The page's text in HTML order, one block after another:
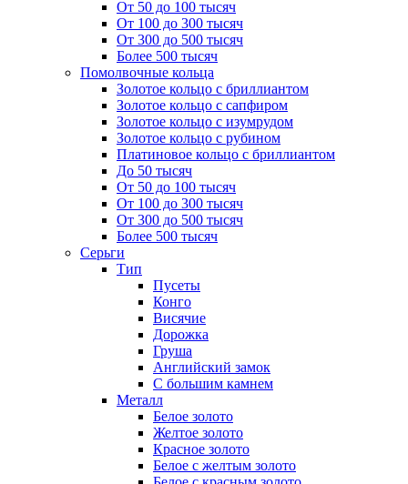
От 50 до 100 тысяч
От 100 до 300 тысяч
От 300 до 500 тысяч
Более 500 тысяч
Помолвочные кольца
Золотое кольцо с бриллиантом
Золотое кольцо с сапфиром
Золотое кольцо с изумрудом
Золотое кольцо с рубином
Платиновое кольцо с бриллиантом
До 50 тысяч
От 50 до 100 тысяч
От 100 до 300 тысяч
От 300 до 500 тысяч
Более 500 тысяч
Серьги
Тип
Пусеты
Конго
Висячие
Дорожка
Груша
Английский замок
С большим камнем
Металл
Белое золото
Желтое золото
Красное золото
Белое с желтым золото